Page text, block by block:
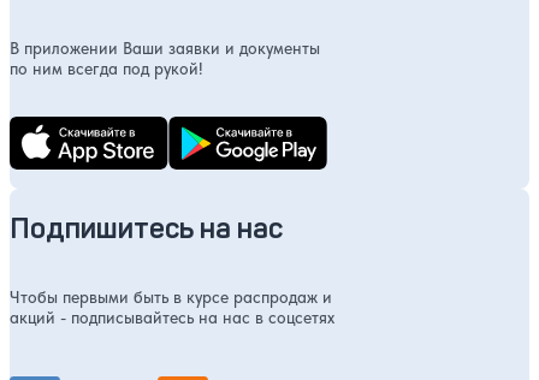
В приложении Ваши заявки и документы
по ним всегда под рукой!
Подпишитесь на нас
Чтобы первыми быть в курсе распродаж и
акций - подписывайтесь на нас в соцсетях